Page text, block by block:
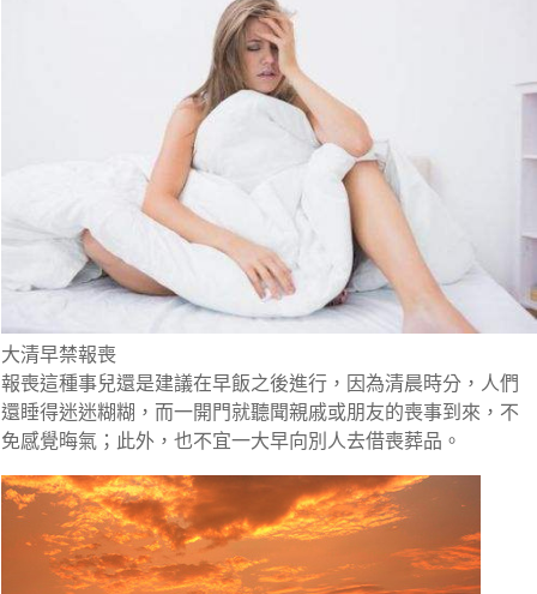
大清早禁報喪
報喪這種事兒還是建議在早飯之後進行，因為清晨時分，人們
還睡得迷迷糊糊，而一開門就聽聞親戚或朋友的喪事到來，不
免感覺晦氣；此外，也不宜一大早向別人去借喪葬品。